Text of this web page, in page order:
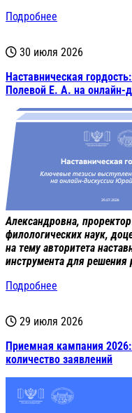
Подробнее
30 июля 2026
Наставническая
Полевой Е. А. на онлайн-
Александровна,
филологических наук,
на тему авторитета
инструмента для решения
Подробнее
29 июля 2026
Приемная кампания
количество заявлений